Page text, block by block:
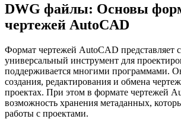
DWG файлы: Основы
чертежей AutoCAD
Формат чертежей AutoCAD представляет
универсальный инструмент для
поддерживается многими программами.
создания, редактирования и обмена
проектах. При этом в формате чертежей
возможность хранения метаданных,
работы с проектами.